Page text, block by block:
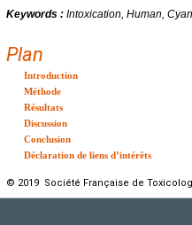
Keywords : Intoxication, Human,
Plan
Introduction
Méthode
Résultats
Discussion
Conclusion
Déclaration de liens d’intérêts
© 2019 Société Française de